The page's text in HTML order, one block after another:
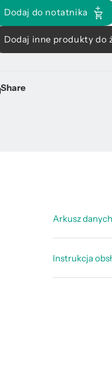
Dodaj do notatnika
Dodaj inne produkty do
Share
Arkusz danych
Instrukcja